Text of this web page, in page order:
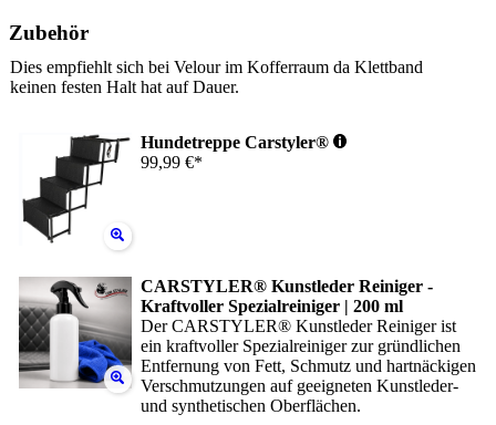
Zubehör
Dies empfiehlt sich bei Velour im Kofferraum da Klettband
keinen festen Halt hat auf Dauer.
Hundetreppe Carstyler®
99,99 €*
CARSTYLER® Kunstleder Reiniger -
Kraftvoller Spezialreiniger | 200 ml
Der CARSTYLER® Kunstleder Reiniger ist
ein kraftvoller Spezialreiniger zur gründlichen
Entfernung von Fett, Schmutz und hartnäckigen
Verschmutzungen auf geeigneten Kunstleder-
und synthetischen Oberflächen.